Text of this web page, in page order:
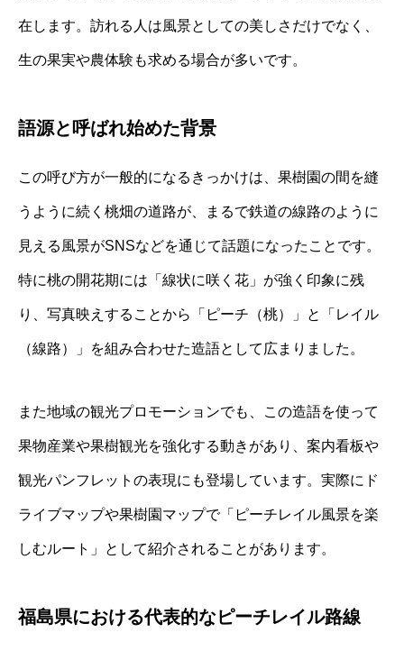
在します。訪れる人は風景としての美しさだけでなく、
生の果実や農体験も求める場合が多いです。
語源と呼ばれ始めた背景
この呼び方が一般的になるきっかけは、果樹園の間を縫
うように続く桃畑の道路が、まるで鉄道の線路のように
見える風景がSNSなどを通じて話題になったことです。
特に桃の開花期には「線状に咲く花」が強く印象に残
り、写真映えすることから「ピーチ（桃）」と「レイル
（線路）」を組み合わせた造語として広まりました。
また地域の観光プロモーションでも、この造語を使って
果物産業や果樹観光を強化する動きがあり、案内看板や
観光パンフレットの表現にも登場しています。実際にド
ライブマップや果樹園マップで「ピーチレイル風景を楽
しむルート」として紹介されることがあります。
福島県における代表的なピーチレイル路線